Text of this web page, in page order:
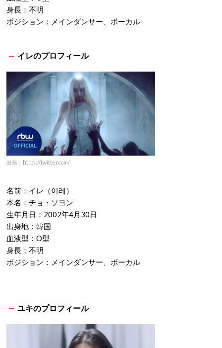
身長：不明
ポジション：メインダンサー、ボーカル
イレのプロフィール
出典：https://twitter.com/
名前：イレ（이레）
本名：チョ・ソヨン
生年月日：2002年4月30日
出身地：韓国
血液型：O型
身長：不明
ポジション：メインダンサー、ボーカル
ユキのプロフィール